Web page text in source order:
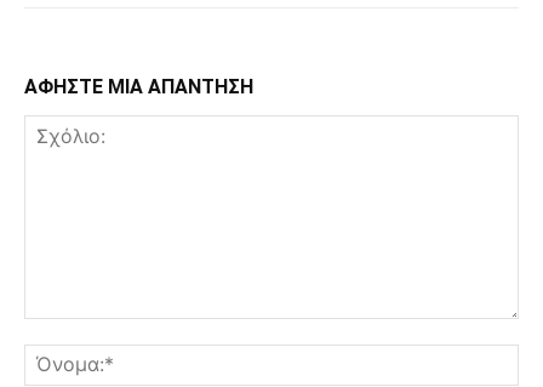
ΑΦΗΣΤΕ ΜΙΑ ΑΠΑΝΤΗΣΗ